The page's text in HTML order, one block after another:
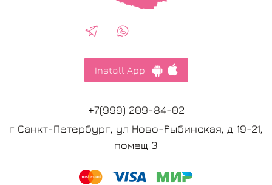
Install App
+7(999) 209-84-02
г Санкт-Петербург, ул Ново-Рыбинская, д 19-21,
помещ 3